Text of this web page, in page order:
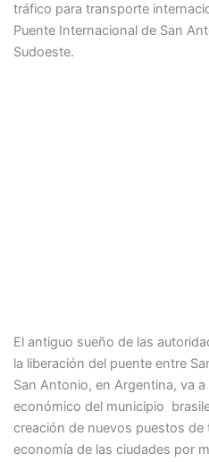
tráfico para transporte
Puente Internacional de San
Sudoeste.
El antiguo sueño de las
la liberación del puente entre
San Antonio, en Argentina, va
económico del municipio
creación de nuevos puestos de
economía de las ciudades por